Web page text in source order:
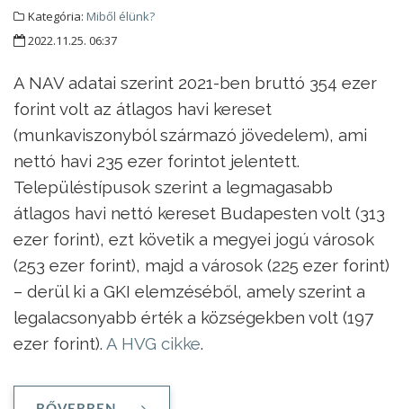
Kategória: Miből élünk?
2022.11.25. 06:37
A NAV adatai szerint 2021-ben bruttó 354 ezer
forint volt az átlagos havi kereset
(munkaviszonyból származó jövedelem), ami
nettó havi 235 ezer forintot jelentett.
Településtípusok szerint a legmagasabb
átlagos havi nettó kereset Budapesten volt (313
ezer forint), ezt követik a megyei jogú városok
(253 ezer forint), majd a városok (225 ezer forint)
– derül ki a GKI elemzéséből, amely szerint a
legalacsonyabb érték a községekben volt (197
ezer forint). A HVG cikke.